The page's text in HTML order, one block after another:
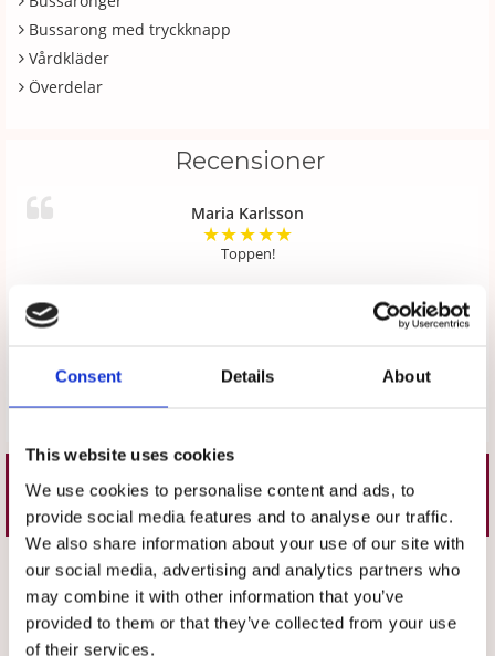
Consent Details About
This website uses cookies
We use cookies to personalise content and ads, to
provide social media features and to analyse our traffic.
We also share information about your use of our site with
our social media, advertising and analytics partners who
may combine it with other information that you’ve
provided to them or that they’ve collected from your use
of their services.
Bussarong med tryckknapp
Vårdkläder
Överdelar
Recensioner
Maria Karlsson
★★★★★
Toppen!
som helst och de är lika fina!
Liknande produkter
Välj storlek Välj storlek